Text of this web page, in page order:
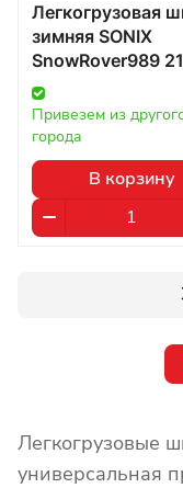
Легкогрузовая
зимняя SONIX
SnowRover989
R15 109/107R в
Казахстане
Привезем из
города
В корзину
Легкогрузовые
универсальная